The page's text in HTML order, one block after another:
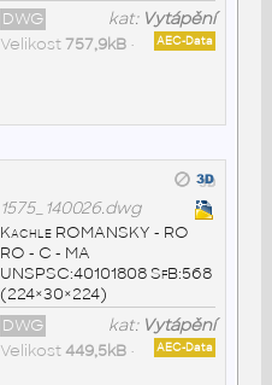
kat: Vytápění
DWG
AEC-Data
Velikost 757,9kB•
1575_140026.dwg
Kachle ROMANSKY - RO
RO - C - MA
UNSPSC:40101808 SfB:568
(224×30×224)
kat: Vytápění
DWG
AEC-Data
Velikost 449,5kB•